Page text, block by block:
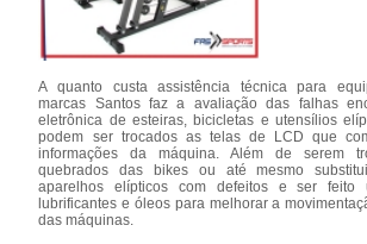
A quanto custa assistência técnica para
marcas Santos faz a avaliação das falhas
eletrônica de esteiras, bicicletas e utensílios
podem ser trocados as telas de LCD que
informações da máquina. Além de serem
quebrados das bikes ou até mesmo
aparelhos elípticos com defeitos e ser feito
lubrificantes e óleos para melhorar a
das máquinas.